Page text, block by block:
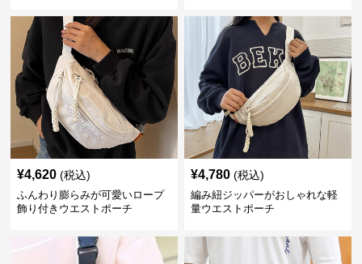
¥4,620 (税込)
ふんわり膨らみが可愛いロープ
飾り付きウエストポーチ
¥4,780 (税込)
編み紐ジッパーがおしゃれな軽
量ウエストポーチ